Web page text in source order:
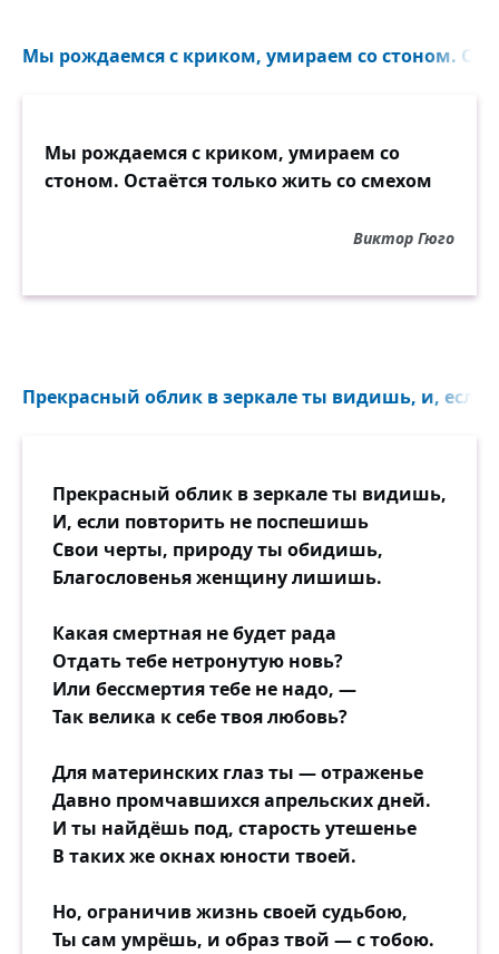
Мы рождаемся с криком, умираем со стоном.
Мы рождаемся с криком, умираем со
стоном. Остаётся только жить со смехом
Виктор Гюго
Прекрасный облик в зеркале ты видишь, и,
Прекрасный облик в зеркале ты видишь,
И, если повторить не поспешишь
Свои черты, природу ты обидишь,
Благословенья женщину лишишь.
Какая смертная не будет рада
Отдать тебе нетронутую новь?
Или бессмертия тебе не надо, —
Так велика к себе твоя любовь?
Для материнских глаз ты — отраженье
Давно промчавшихся апрельских дней.
И ты найдёшь под, старость утешенье
В таких же окнах юности твоей.
Но, ограничив жизнь своей судьбою,
Ты сам умрёшь, и образ твой — с тобою.